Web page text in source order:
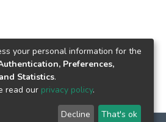
your personal information for the
Preferences,
Statistics.
read our privacy policy.
Decline That's ok